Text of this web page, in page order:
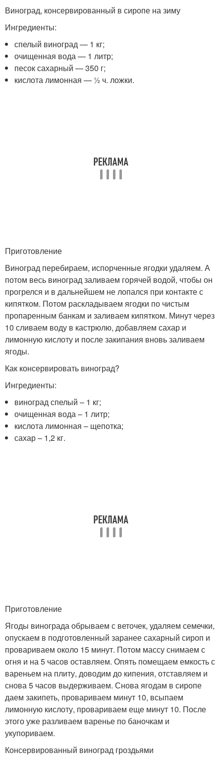
Виноград, консервированный в сиропе на зиму
Ингредиенты:
спелый виноград — 1 кг;
очищенная вода — 1 литр;
песок сахарный — 350 г;
кислота лимонная — ½ ч. ложки.
Приготовление
Виноград перебираем, испорченные ягодки удаляем. А
потом весь виноград заливаем горячей водой, чтобы он
прогрелся и в дальнейшем не лопался при контакте с
кипятком. Потом раскладываем ягодки по чистым
пропаренным банкам и заливаем кипятком. Минут через
10 сливаем воду в кастрюлю, добавляем сахар и
лимонную кислоту и после закипания вновь заливаем
ягоды.
Как консервировать виноград?
Ингредиенты:
виноград спелый – 1 кг;
очищенная вода – 1 литр;
кислота лимонная – щепотка;
сахар – 1,2 кг.
Приготовление
Ягоды винограда обрываем с веточек, удаляем семечки,
опускаем в подготовленный заранее сахарный сироп и
провариваем около 15 минут. Потом массу снимаем с
огня и на 5 часов оставляем. Опять помещаем емкость с
вареньем на плиту, доводим до кипения, отставляем и
снова 5 часов выдерживаем. Снова ягодам в сиропе
даем закипеть, провариваем минут 10, всыпаем
лимонную кислоту, провариваем еще минут 10. После
этого уже разливаем варенье по баночкам и
укупориваем.
Консервированный виноград гроздьями